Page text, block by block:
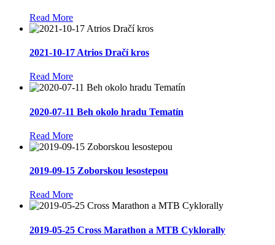
Read More
2021-10-17 Atrios Dračí kros
Read More
2020-07-11 Beh okolo hradu Tematín
Read More
2019-09-15 Zoborskou lesostepou
Read More
2019-05-25 Cross Marathon a MTB Cyklorally